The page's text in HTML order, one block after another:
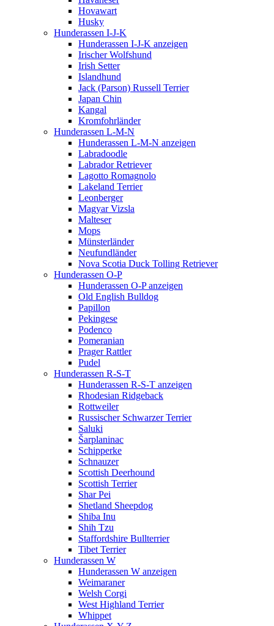
Hovawart
Husky
Hunderassen I-J-K
Hunderassen I-J-K anzeigen
Irischer Wolfshund
Irish Setter
Islandhund
Jack (Parson) Russell Terrier
Japan Chin
Kangal
Kromfohrländer
Hunderassen L-M-N
Hunderassen L-M-N anzeigen
Labradoodle
Labrador Retriever
Lagotto Romagnolo
Lakeland Terrier
Leonberger
Magyar Vizsla
Malteser
Mops
Münsterländer
Neufundländer
Nova Scotia Duck Tolling Retriever
Hunderassen O-P
Hunderassen O-P anzeigen
Old English Bulldog
Papillon
Pekingese
Podenco
Pomeranian
Prager Rattler
Pudel
Hunderassen R-S-T
Hunderassen R-S-T anzeigen
Rhodesian Ridgeback
Rottweiler
Russischer Schwarzer Terrier
Saluki
Šarplaninac
Schipperke
Schnauzer
Scottish Deerhound
Scottish Terrier
Shar Pei
Shetland Sheepdog
Shiba Inu
Shih Tzu
Staffordshire Bullterrier
Tibet Terrier
Hunderassen W
Hunderassen W anzeigen
Weimaraner
Welsh Corgi
West Highland Terrier
Whippet